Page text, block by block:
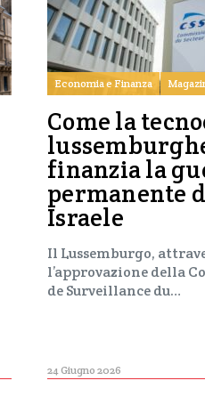
Economia e Finanza
Come la
finanzia la
permanente
Israele
Il Lussemburgo,
l’approvazione della
de Surveillance du…
24 Giugno 2026